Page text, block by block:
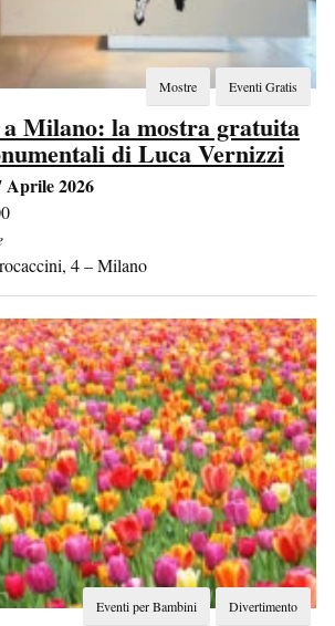
Eventi Gratis
Mostre
Milano: la mostra gratuita
di Luca Vernizzi
Aprile 2026
4–Milano
Divertimento
Eventi per Bambini